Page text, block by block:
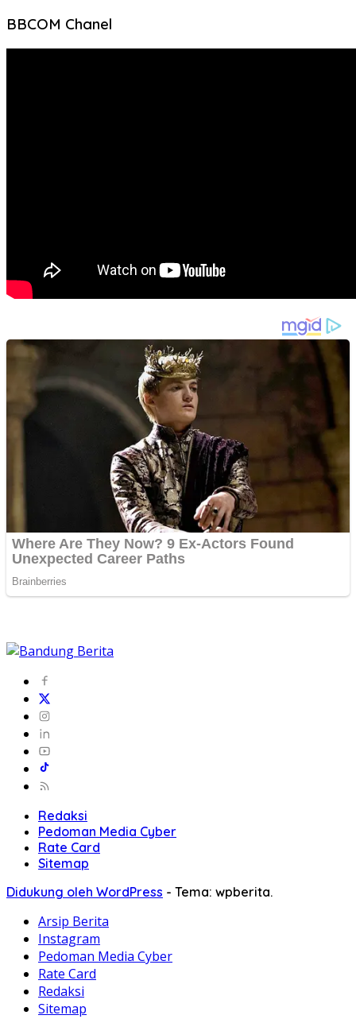
BBCOM Chanel
Redaksi
Pedoman Media Cyber
Rate Card
Sitemap
Didukung oleh WordPress - Tema: wpberita.
Arsip Berita
Instagram
Pedoman Media Cyber
Rate Card
Redaksi
Sitemap